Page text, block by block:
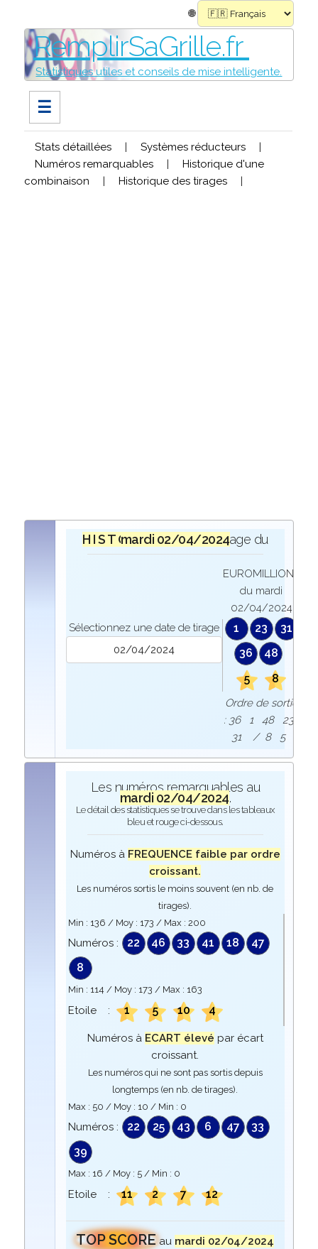
🌐
RemplirSaGrille.fr
Statistiques utiles et conseils de mise intelligente.
☰
Stats détaillées | Systèmes réducteurs
|
Numéros remarquables
|
Historique d'une
combinaison
| Historique des tirages |
H I S T O R I Q U Elors du tirage du
mardi 02/04/2024
Sélectionnez une date de tirage
EUROMILLIONS
du mardi
02/04/2024
1 23
31
36
48
5
8
Ordre de sortie
: 36 1 48 23
31 / 8 5
Les numéros remarquables au
mardi 02/04/2024.
Le détail des statistiques se trouve dans les tableaux
bleu et rouge ci-dessous.
Numéros à FREQUENCE faible par ordre
croissant.
Les numéros sortis le moins souvent (en nb. de
tirages).
Min : 136 / Moy : 173 / Max : 200
Numéros : 22 46 33 41 18
47
8
Min : 114 / Moy : 173 / Max : 163
Etoile : 1 5 10 4
Numéros à ECART élevé par écart
croissant.
Les numéros qui ne sont pas sortis depuis
longtemps (en nb. de tirages).
Max : 50 / Moy : 10 / Min : 0
Numéros : 22 25 43 6 47
33
39
Max : 16 / Moy : 5/ Min : 0
Etoile : 11 2 7 12
TOP SCORE au mardi 02/04/2024